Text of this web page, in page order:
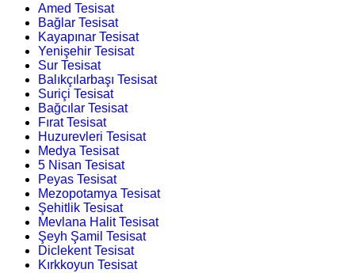
Amed Tesisat
Bağlar Tesisat
Kayapınar Tesisat
Yenişehir Tesisat
Sur Tesisat
Balıkçılarbaşı Tesisat
Suriçi Tesisat
Bağcılar Tesisat
Fırat Tesisat
Huzurevleri Tesisat
Medya Tesisat
5 Nisan Tesisat
Peyas Tesisat
Mezopotamya Tesisat
Şehitlik Tesisat
Mevlana Halit Tesisat
Şeyh Şamil Tesisat
Diclekent Tesisat
Kırkkoyun Tesisat